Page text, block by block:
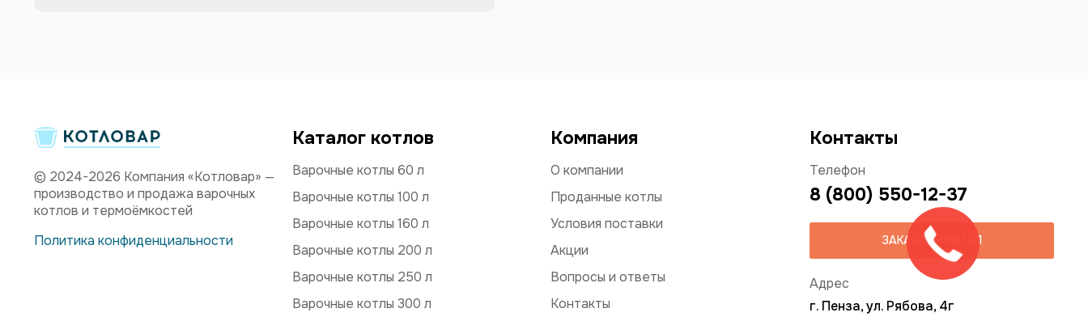
© 2024-2026 Компания «Котловар» —
производство и продажа варочных
котлов и термоёмкостей
Политика конфиденциальности
Каталог котлов
Варочные котлы 60 л
Варочные котлы 100 л
Варочные котлы 160 л
Варочные котлы 200 л
Варочные котлы 250 л
Варочные котлы 300 л
Компания
О компании
Проданные котлы
Условия поставки
Акции
Вопросы и ответы
Контакты
Контакты
Телефон
8 (800) 550-12-37
ЗАКАЗАТЬ КОТЁЛ
Адрес
г. Пенза, ул. Рябова, 4г